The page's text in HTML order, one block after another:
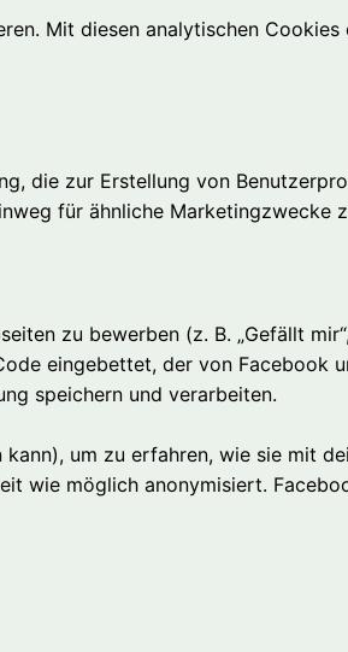
Mit diesen analytischen
die zur Erstellung von
für ähnliche Marketingzwecke
zu bewerben (z. B. „Gefällt
eingebettet, der von Facebook
speichern und verarbeiten.
um zu erfahren, wie sie mit
wie möglich anonymisiert.